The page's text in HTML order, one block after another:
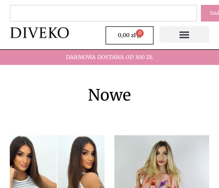
Przejdź
treści
0,00 zł 0
Wózek
DARMOWA DOSTAWA OD 300 ZŁ
Nowe